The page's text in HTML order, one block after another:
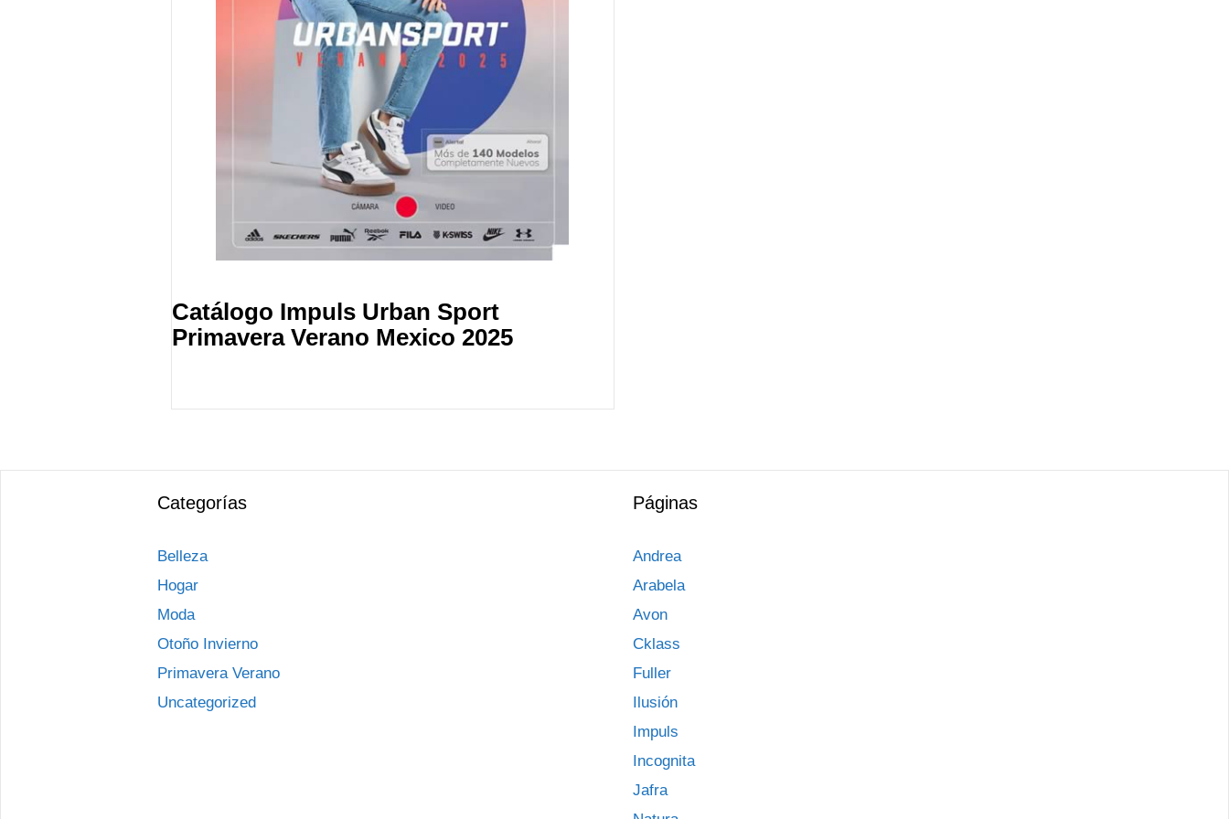
Catálogo Impuls Urban Sport
Primavera Verano Mexico 2025
Categorías
Belleza
Hogar
Moda
Otoño Invierno
Primavera Verano
Uncategorized
Páginas
Andrea
Arabela
Avon
Cklass
Fuller
Ilusión
Impuls
Incognita
Jafra